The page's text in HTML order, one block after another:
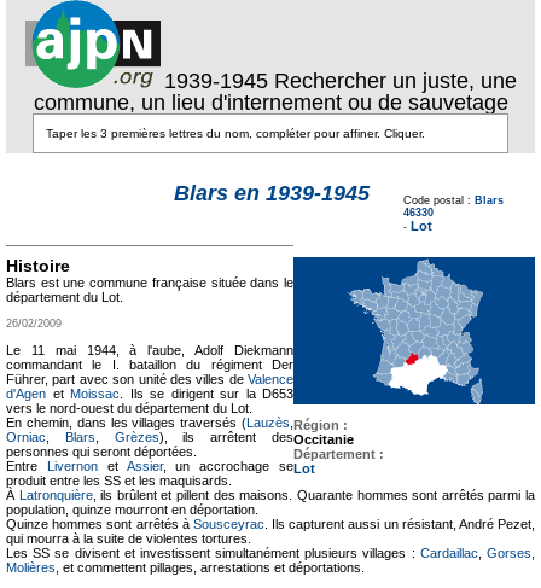
1939-1945 Rechercher un juste, une
commune, un lieu d'internement ou de sauvetage
Blars en 1939-1945
Code postal : Blars
46330
- Lot
Région :
Occitanie
Département :
Lot
Histoire
Blars est une commune française située dans le
département du Lot.
26/02/2009
Le 11 mai 1944, à l'aube, Adolf Diekmann
commandant le I. bataillon du régiment Der
Führer, part avec son unité des villes de Valence
d'Agen et Moissac . Ils se dirigent sur la D653
vers le nord-ouest du département du Lot.
En chemin, dans les villages traversés (Lauzès
Orniac
Blars Grèzes), ils arrêtent des
personnes qui seront déportées.
Entre Livernonet Assier, un accrochage se
produit entre les SS et les maquisards.
À Latronquière, ils brûlent et pillent des maisons. Quarante hommes sont arrêtés parmi la
population, quinze mourront en déportation.
Quinze hommes sont arrêtés à Sousceyrac . Ils capturent aussi un résistant, André Pezet,
qui mourra à la suite de violentes tortures.
Les SS se divisent et investissent simultanément plusieurs villages : Cardaillac ,Gorses
Molières , et commettent pillages, arrestations et déportations.